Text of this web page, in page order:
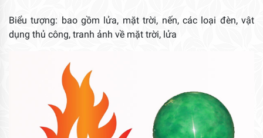
Biểu tượng: bao gồm lửa, mặt trời, nến, các loại đèn, vật
dụng thủ công, tranh ảnh về mặt trời, lửa